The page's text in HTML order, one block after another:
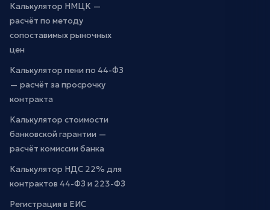
Калькулятор НМЦК —
расчёт по методу
сопоставимых рыночных
цен
Калькулятор пени по 44-ФЗ
— расчёт за просрочку
контракта
Калькулятор стоимости
банковской гарантии —
расчёт комиссии банка
Калькулятор НДС 22% для
контрактов 44-ФЗ и 223-ФЗ
Регистрация в ЕИС